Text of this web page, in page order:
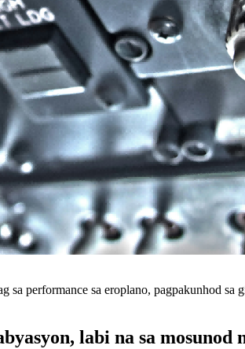
sa performance sa eroplano, pagpakunhod
labi na sa mosunod